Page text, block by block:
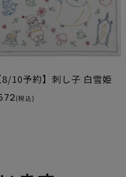
8/10予約】刺し子 白雪姫
(税込)